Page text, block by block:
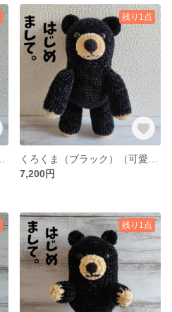
残り1点
7,200円
残り1点